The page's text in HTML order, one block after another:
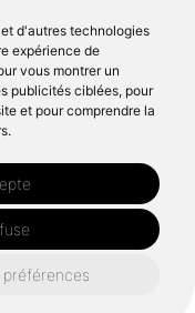
d'autres technologies
expérience de
vous montrer un
publicités ciblées, pour
et pour comprendre la